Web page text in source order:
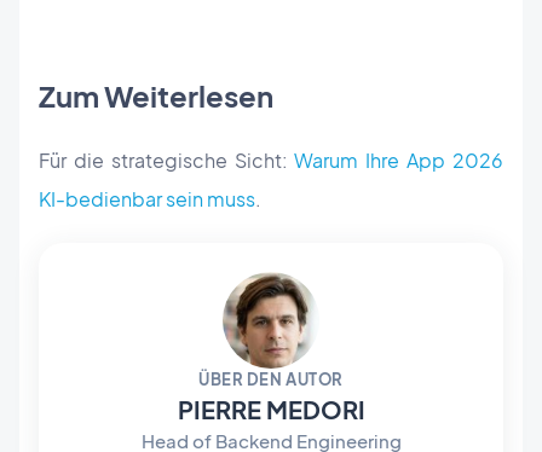
Zum Weiterlesen
Für die strategische Sicht:Warum Ihre App 2026
KI-bedienbar sein muss.
ÜBER DEN AUTOR
PIERRE MEDORI
Head of Backend Engineering